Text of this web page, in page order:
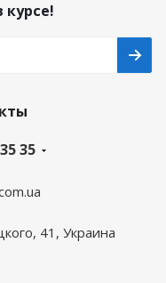
курсе!
35
41, Украина